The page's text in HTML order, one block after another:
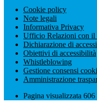
Cookie policy
Note legali
Informativa Privacy
Ufficio Relazioni con il
Dichiarazione di
Obiettivi di accessibilità
Whistleblowing
Gestione consensi
Amministrazione
Pagina visualizzata 606